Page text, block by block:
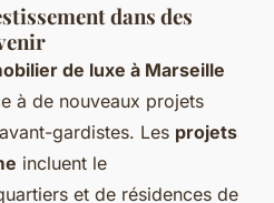
dans des
de luxe à Marseille
à de nouveaux projets
gardistes. Les projets
incluent le
et de résidences de